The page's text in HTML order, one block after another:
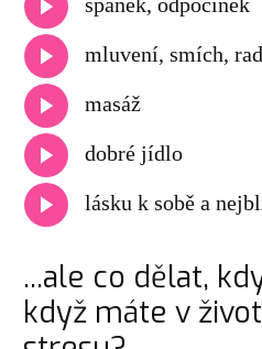
mluvení, smích,
masáž
dobré jídlo
lásku k sobě a
...ale co dělat,
když máte v